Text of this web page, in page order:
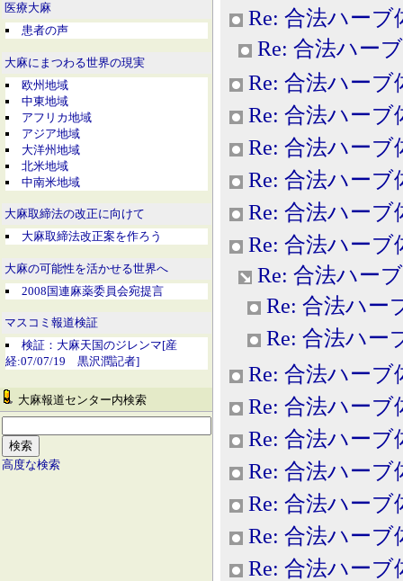
医療大麻
患者の声
大麻にまつわる世界の現実
欧州地域
中東地域
アフリカ地域
アジア地域
大洋州地域
北米地域
中南米地域
大麻取締法の改正に向けて
大麻取締法改正案を作ろう
大麻の可能性を活かせる世界へ
2008国連麻薬委員会宛提言
マスコミ報道検証
検証：大麻天国のジレンマ[産
経:07/07/19 黒沢潤記者]
大麻報道センター内検索
高度な検索
Re: 合法ハーブ
Re: 合法ハー
Re: 合法ハーブ
Re: 合法ハーブ
Re: 合法ハーブ
Re: 合法ハーブ
Re: 合法ハーブ
Re: 合法ハーブ
Re: 合法ハー
Re: 合法ハー
Re: 合法ハー
Re: 合法ハーブ
Re: 合法ハーブ
Re: 合法ハーブ
Re: 合法ハーブ
Re: 合法ハーブ
Re: 合法ハーブ
Re: 合法ハーブ